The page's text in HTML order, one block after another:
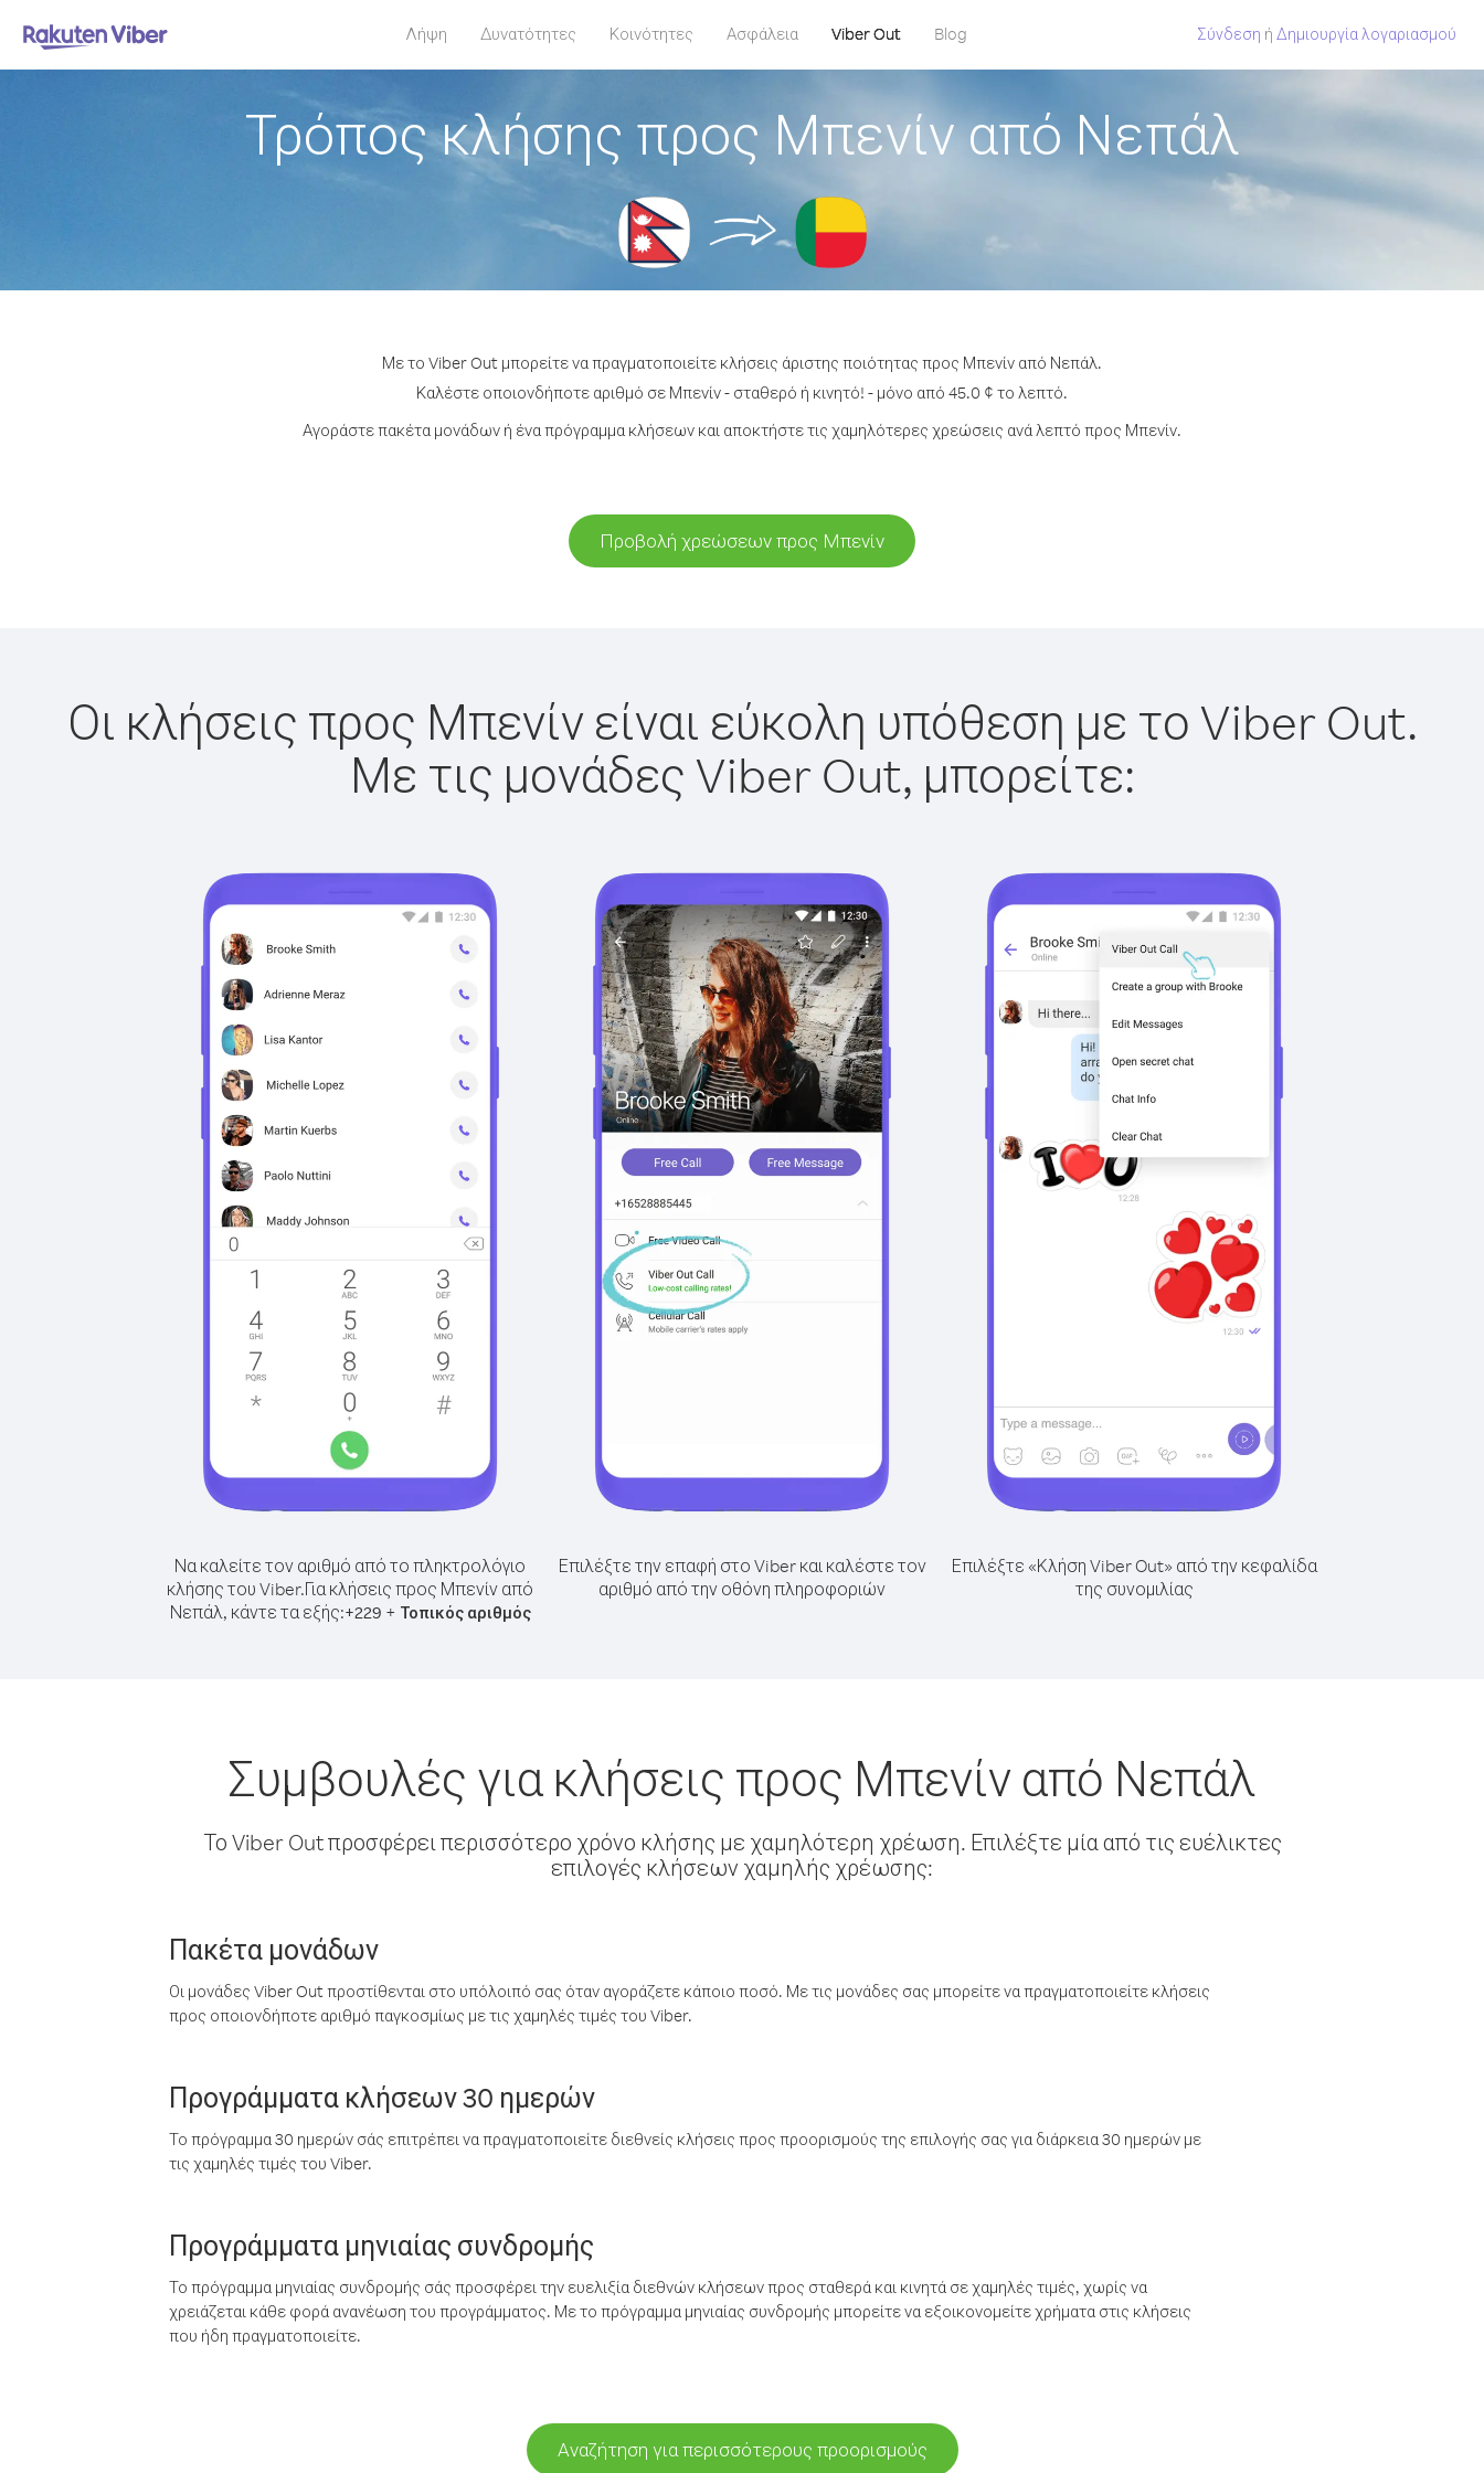
Λήψη Δυνατότητες Κοινότητες Ασφάλεια Viber Out Blog Σύνδεση ή Δημιουργία λογαριασμού
Τρόπος κλήσης προς Μπενίν από Νεπάλ
Με το Viber Out μπορείτε να πραγματοποιείτε κλήσεις άριστης ποιότητας προς Μπενίν από Νεπάλ.
Καλέστε οποιονδήποτε αριθμό σε Μπενίν - σταθερό ή κινητό! - μόνο από 45.0 ¢ το λεπτό.
Αγοράστε πακέτα μονάδων ή ένα πρόγραμμα κλήσεων και αποκτήστε τις χαμηλότερες χρεώσεις ανά λεπτό προς Μπενίν.
Προβολή χρεώσεων προς Μπενίν
Οι κλήσεις προς Μπενίν είναι εύκολη υπόθεση με το Viber Out.
Με τις μονάδες Viber Out, μπορείτε:
Να καλείτε τον αριθμό από το πληκτρολόγιο
κλήσης του Viber.Για κλήσεις προς Μπενίν από
Νεπάλ, κάντε τα εξής:+229 + Τοπικός αριθμός
Επιλέξτε την επαφή στο Viber και καλέστε τον
αριθμό από την οθόνη πληροφοριών
Επιλέξτε «Κλήση Viber Out» από την κεφαλίδα
της συνομιλίας
Συμβουλές για κλήσεις προς Μπενίν από Νεπάλ
Το Viber Out προσφέρει περισσότερο χρόνο κλήσης με χαμηλότερη χρέωση. Επιλέξτε μία από τις ευέλικτες
επιλογές κλήσεων χαμηλής χρέωσης:
Πακέτα μονάδων
Οι μονάδες Viber Out προστίθενται στο υπόλοιπό σας όταν αγοράζετε κάποιο ποσό. Με τις μονάδες σας μπορείτε να πραγματοποιείτε κλήσεις
προς οποιονδήποτε αριθμό παγκοσμίως με τις χαμηλές τιμές του Viber.
Προγράμματα κλήσεων 30 ημερών
Το πρόγραμμα 30 ημερών σάς επιτρέπει να πραγματοποιείτε διεθνείς κλήσεις προς προορισμούς της επιλογής σας για διάρκεια 30 ημερών με
τις χαμηλές τιμές του Viber.
Προγράμματα μηνιαίας συνδρομής
Το πρόγραμμα μηνιαίας συνδρομής σάς προσφέρει την ευελιξία διεθνών κλήσεων προς σταθερά και κινητά σε χαμηλές τιμές, χωρίς να
χρειάζεται κάθε φορά ανανέωση του προγράμματος. Με το πρόγραμμα μηνιαίας συνδρομής μπορείτε να εξοικονομείτε χρήματα στις κλήσεις
που ήδη πραγματοποιείτε.
Αναζήτηση για περισσότερους προορισμούς